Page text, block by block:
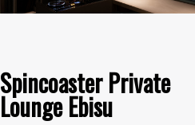
Spincoaster Private
Lounge Ebisu